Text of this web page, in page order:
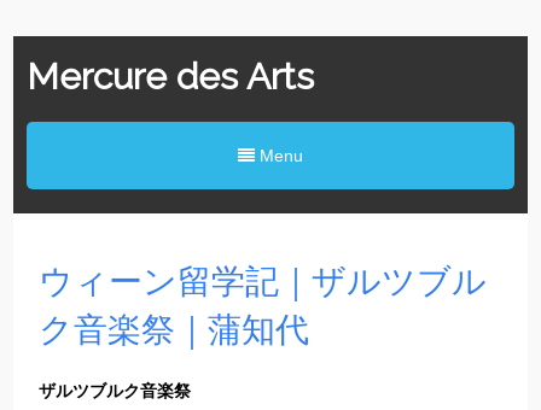
Mercure des Arts
Menu
ウィーン留学記｜ザルツブル
ク音楽祭｜蒲知代
ザルツブルク音楽祭